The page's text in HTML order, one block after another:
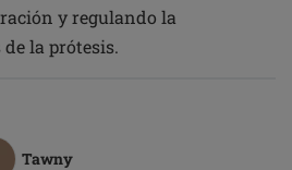
y regulando la
la prótesis.
Tawny